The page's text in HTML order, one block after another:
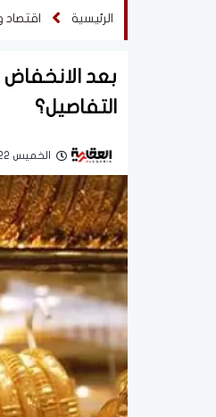
الرئيسية اقتصاد
التفاصيل؟
الخميس 22 يونية 2023 | 02:43 مساءً